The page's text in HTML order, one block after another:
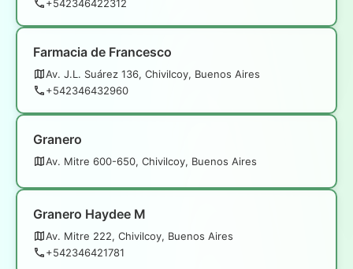
+542346422312
Farmacia de Francesco
Av. J.L. Suárez 136, Chivilcoy, Buenos Aires
+542346432960
Granero
Av. Mitre 600-650, Chivilcoy, Buenos Aires
Granero Haydee M
Av. Mitre 222, Chivilcoy, Buenos Aires
+542346421781